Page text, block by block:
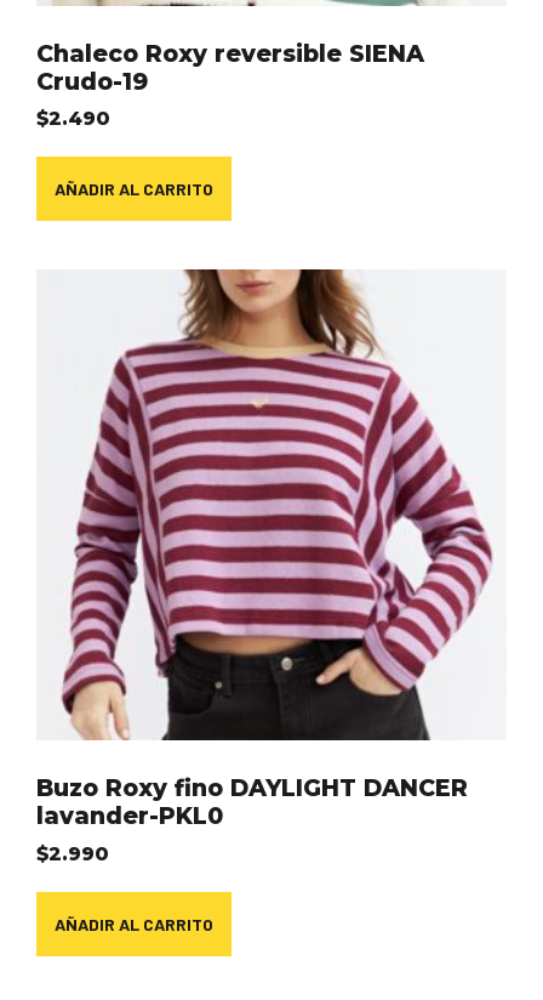
Chaleco Roxy reversible SIENA
Crudo-19
$2.490
AÑADIR AL CARRITO
Buzo Roxy fino DAYLIGHT DANCER
lavander-PKL0
$2.990
AÑADIR AL CARRITO